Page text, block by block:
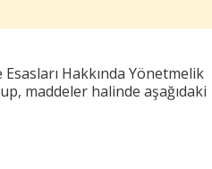
Hakkında Yönetmelik
maddeler halinde aşağıdaki